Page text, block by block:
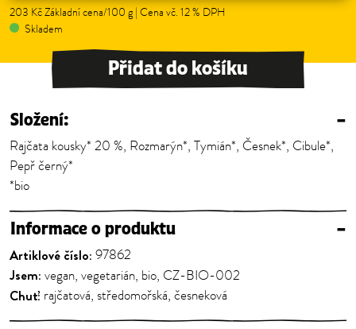
203 Kč Základní cena/100 g | Cena vč. 12 % DPH
Skladem
Přidat do košíku
Složení: –
Rajčata kousky* 20 %, Rozmarýn*, Tymián*, Česnek*, Cibule*,
Pepř černý*
*bio
Informace o produktu –
Artiklové číslo: 97862
Jsem: vegan, vegetarián, bio, CZ-BIO-002
Chuť: rajčatová, středomořská, česneková